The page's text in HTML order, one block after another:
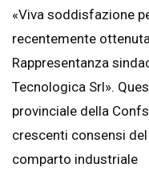
«Viva soddisfazione
recentemente
Rappresentanza
Tecnologica Srl».
provinciale della
crescenti consensi
comparto industriale